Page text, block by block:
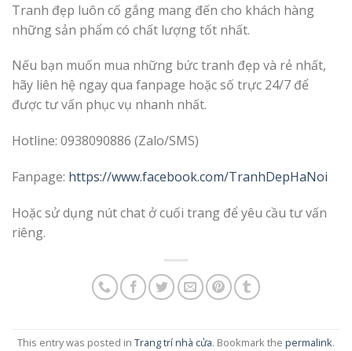
Tranh đẹp luôn cố gắng mang đến cho khách hàng
những sản phẩm có chất lượng tốt nhất.
Nếu bạn muốn mua những bức tranh đẹp và rẻ nhất,
hãy liên hệ ngay qua fanpage hoặc số trực 24/7 để
được tư vấn phục vụ nhanh nhất.
Hotline: 0938090886 (Zalo/SMS)
Fanpage: https://www.facebook.com/TranhDepHaNoi
Hoặc sử dụng nút chat ở cuối trang để yêu cầu tư vấn
riêng.
This entry was posted in Trang trí nhà cửa. Bookmark the permalink.